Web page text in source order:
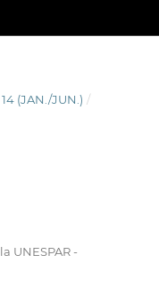
14 (JAN./JUN.) /
UNESPAR -